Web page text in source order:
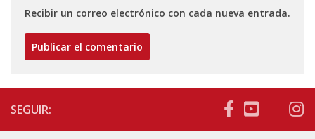
Recibir un correo electrónico con cada nueva entrada.
SEGUIR: